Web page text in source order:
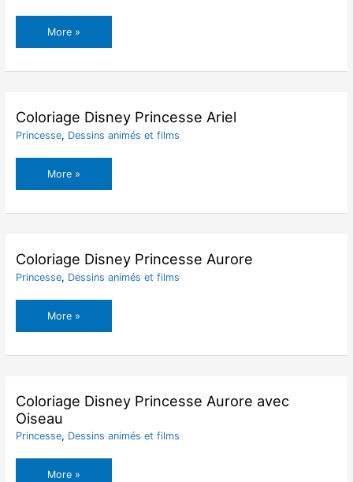
Coloriage
d’Halloween
More »
Coloriage Disney Princesse Ariel
Princesse, Dessins animés et films
Coloriage
Disney
More »
Coloriage Disney Princesse Aurore
Princesse, Dessins animés et films
Coloriage
Disney
More »
Coloriage Disney Princesse Aurore avec
Oiseau
Princesse, Dessins animés et films
Coloriage
More »